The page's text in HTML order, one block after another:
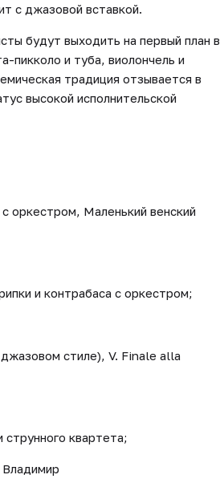
с джазовой вставкой.
будут выходить на первый план в
пикколо и туба, виолончель и
традиция отзывается в
высокой исполнительской
оркестром, Маленький венский
и контрабаса с оркестром;
стиле), V. Finale alla
квартета;